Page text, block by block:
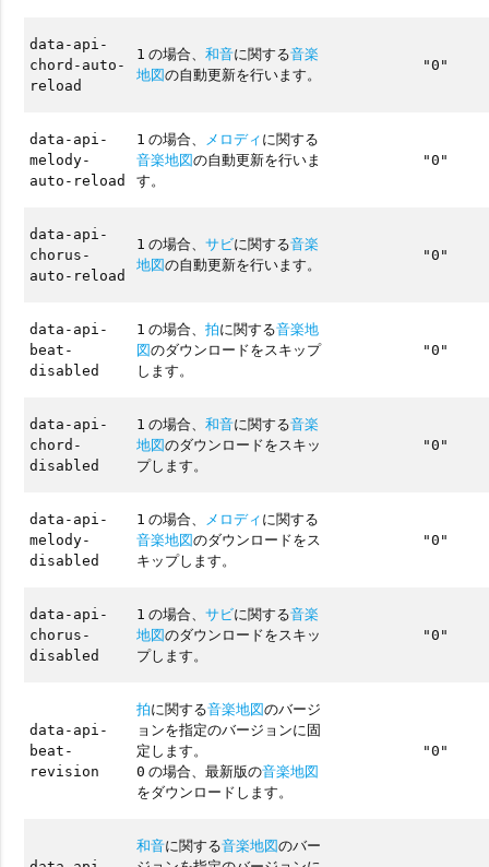
data-api-
chord-auto-
reload
1 の場合、和音に関する音楽
地図の自動更新を行います。
"0"
data-api-
melody-
auto-reload
1 の場合、 メロディに関する
音楽地図の自動更新を行いま
す。
"0"
data-api-
chorus-
auto-reload
1 の場合、サビに関する音楽
地図の自動更新を行います。
"0"
data-api-
beat-
disabled
1 の場合、拍に関する音楽地
図のダウンロードをスキップ
します。
"0"
data-api-
chord-
disabled
1 の場合、和音に関する音楽
地図のダウンロードをスキッ
プします。
"0"
data-api-
melody-
disabled
1 の場合、 メロディに関する
音楽地図のダウンロードをス
キップします。
"0"
data-api-
chorus-
disabled
1 の場合、サビに関する音楽
地図のダウンロードをスキッ
プします。
"0"
data-api-
beat-
revision
拍に関する音楽地図のバージ
ョンを指定のバージョンに固
定します。
0 の場合、最新版の音楽地図
をダウンロードします。
"0"
和音に関する音楽地図のバー